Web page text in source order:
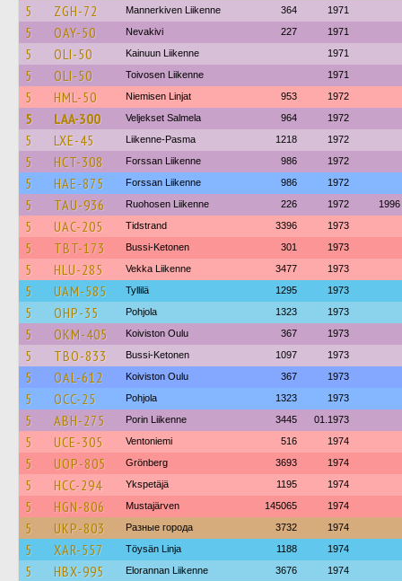
5 ZGH-72 Mannerkiven Liikenne 364 1971
5 OAY-50 Nevakivi 227 1971
5 OLI-50 Kainuun Liikenne 1971
5 OLI-50 Toivosen Liikenne 1971
5 HML-50 Niemisen Linjat 953 1972
5 LAA-300 Veljekset Salmela 964 1972
5 LXE-45 Liikenne-Pasma 1218 1972
5 HCT-308 Forssan Liikenne 986 1972
5 HAE-875 Forssan Liikenne 986 1972
5 TAU-936 Ruohosen Liikenne 226 1972 1996
5 UAC-205 Tidstrand 3396 1973
5 TBT-173 Bussi-Ketonen 301 1973
5 HLU-285 Vekka Liikenne 3477 1973
5 UAM-585 Tyllilä 1295 1973
5 OHP-35 Pohjola 1323 1973
5 OKM-405 Koiviston Oulu 367 1973
5 TBO-833 Bussi-Ketonen 1097 1973
5 OAL-612 Koiviston Oulu 367 1973
5 OCC-25 Pohjola 1323 1973
5 ABH-275 Porin Liikenne 3445 01.1973
5 UCE-305 Ventoniemi 516 1974
5 UOP-805 Grönberg 3693 1974
5 HCC-294 Ykspetäjä 1195 1974
5 HGN-806 Mustajärven 145065 1974
5 UKP-803 Разные города 3732 1974
5 XAR-557 Töysän Linja 1188 1974
5 HBX-995 Elorannan Liikenne 3676 1974